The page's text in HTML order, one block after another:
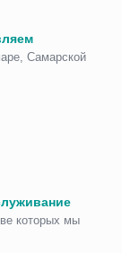
Самарской
которых мы